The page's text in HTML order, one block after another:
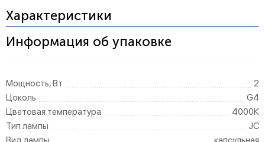
Характеристики
Информация об упаковке
Мощность, Вт
2
Цоколь
G4
Цветовая температура
4000К
Тип лампы
JC